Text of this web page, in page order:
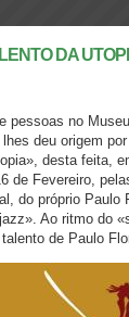
DA
pessoas no
deu origem
desta feita,
de Fevereiro,
do próprio Paulo
Ao ritmo do
de Paulo